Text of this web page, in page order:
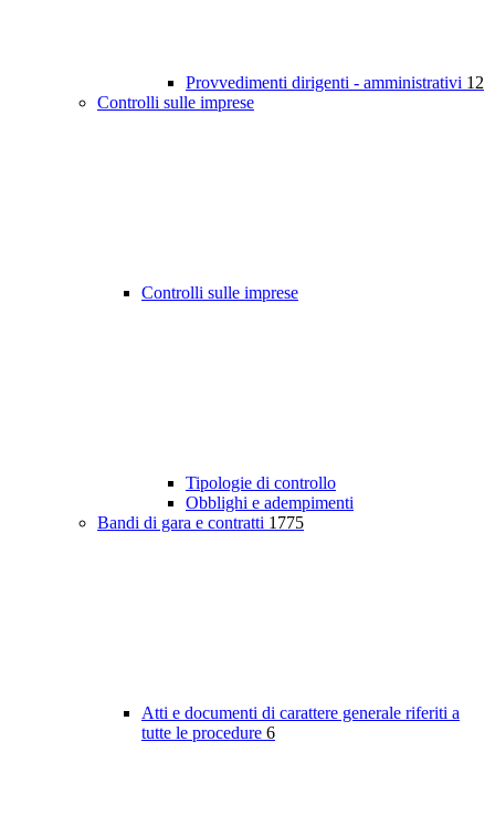
Provvedimenti dirigenti - amministrativi 12
Controlli sulle imprese
Controlli sulle imprese
Tipologie di controllo
Obblighi e adempimenti
Bandi di gara e contratti 1775
Atti e documenti di carattere generale riferiti a
tutte le procedure 6